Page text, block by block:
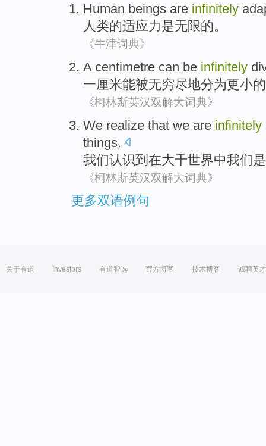
Human beings are infinitely
人类的适应力是无限的。
《牛津词典》
A centimetre can be infinitely
一厘米能被无穷尽地分为更小的
《柯林斯英汉双解大词典》
We realize that we are infinitely
things.
我们认识到在大千世界中我们是
《柯林斯英汉双解大词典》
更多双语例句
关于有道 Investors 有道智选 官方博客 技术博客 诚聘英才